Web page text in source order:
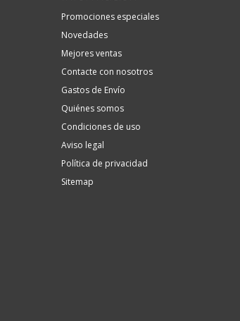
Promociones especiales
Novedades
Mejores ventas
Contacte con nosotros
Gastos de Envío
Quiénes somos
Condiciones de uso
Aviso legal
Política de privacidad
Sitemap